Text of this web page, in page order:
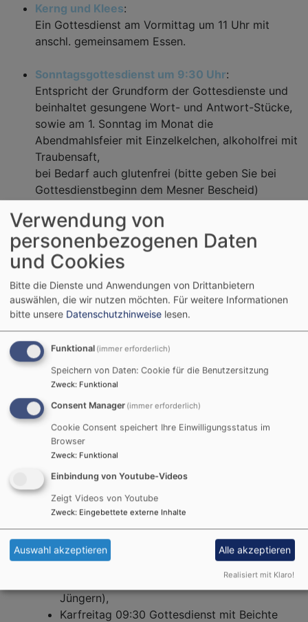
Kerng und Klees:
Ein Gottesdienst am Vormittag um 11 Uhr mit
anschl. gemeinsamem Essen.
Sonntagsgottesdienst um 9:30 Uhr:
Entspricht der Grundform der Gottesdienste und
beinhaltet gesungene Wort- und Antwort-Stücke,
sowie am 1. Sonntag im Monat die
Abendmahlsfeier mit Einzelkelchen, alkoholfrei mit
Traubensaft,
bei Bedarf auch glutenfrei (bitte geben Sie bei
Gottesdienstbeginn dem Mesner Bescheid)
Gottesdienste zu besonderen
kirchlichen Zeiten im
Kirchenjahr:
1. Advent, besonders gestaltet zum Auftakt der
Adventszeit
Gottesdienstfür unsere ehrenamtlich
Mitarbeitenden (Freitag Abend vor dem dritten
Advent)
3. Advent: Lichtergottesdienst "Das Friedenslicht
aus Bethlehem"
Weihnachten
Heilig Abend: 15:00 Kindermette, 17:00
Christvesper, 22:00 Christmette
ausgestalteter Gottesdienst
Silvesterabendmit Bandmusik
Karwoche:
Dienstag 19:00 Lichtblicke
Gründonnerstag Abend 19:00 (Allgemeine
Beichte und Erinnerung an die
Abendmahlsfeier von Jesus mit seinen
Jüngern),
Karfreitag 09:30 Gottesdienst mit Beichte
Verwendung von
personenbezogenen Daten
und Cookies
Bitte die Dienste und Anwendungen von Drittanbietern
auswählen, die wir nutzen möchten. Für weitere Informationen
bitte unsere Datenschutzhinweise lesen.
Funktional (immer erforderlich)
Speichern von Daten: Cookie für die Benutzersitzung
Zweck: Funktional
Consent Manager (immer erforderlich)
Cookie Consent speichert Ihre Einwilligungsstatus im
Browser
Zweck: Funktional
Einbindung von Youtube-Videos
Zeigt Videos von Youtube
Zweck: Eingebettete externe Inhalte
Auswahl akzeptieren Alle akzeptieren
Realisiert mit Klaro!